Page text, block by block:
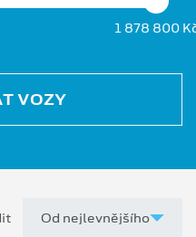
1 878 800
VOZY